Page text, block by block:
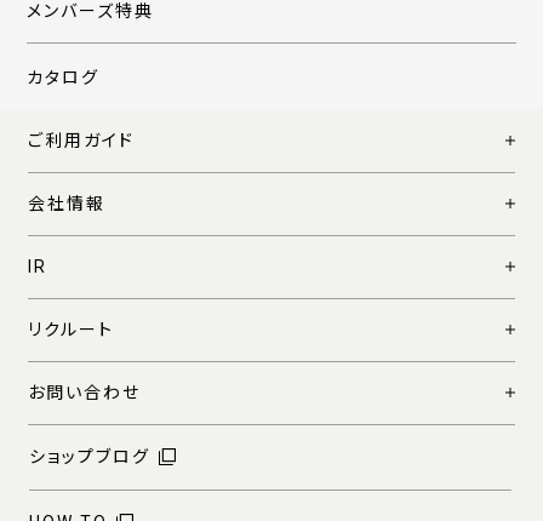
メンバーズ特典
カタログ
ご利用ガイド
会社情報
IR
リクルート
お問い合わせ
ショップブログ